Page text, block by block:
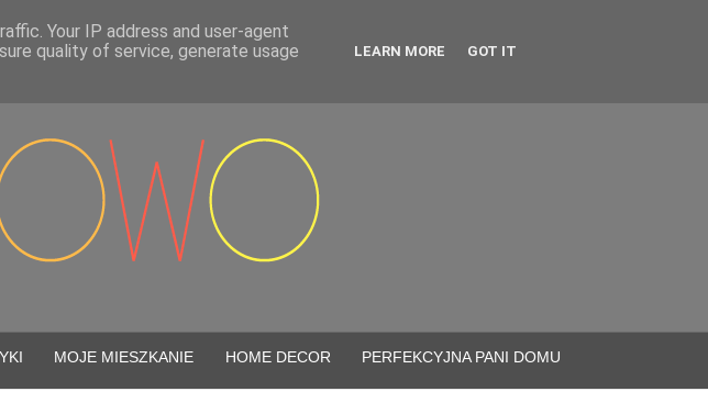
MOJE MIESZKANIE HOME DECOR PERFEKCYJNA PANI DOMU
Your IP address and user-agent
quality of service, generate usage
LEARN MORE GOT IT